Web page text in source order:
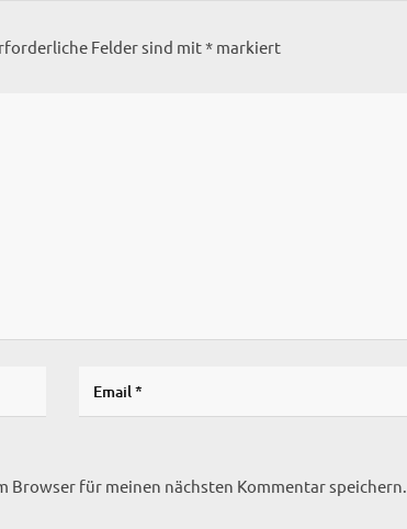
Felder sind mit* markiert
Browser für meinen nächsten Kommentar speichern.